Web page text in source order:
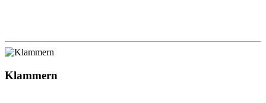
Klammern